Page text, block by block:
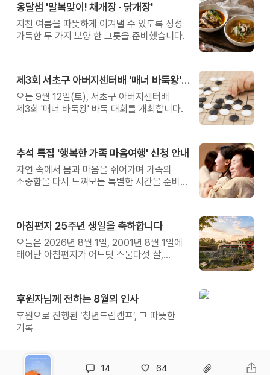
옹달샘 '말복맞이! 채개장 · 닭개장'
지친 여름을 따뜻하게 이겨낼 수 있도록 정성
가득한 두 가지 보양 한 그릇을 준비했습니다.
제3회 서초구 아버지센터배 '매너 바둑왕' 대회
오는 9월 12일(토), 서초구 아버지센터배
제3회 '매너 바둑왕' 바둑 대회를 개최합니다.
추석 특집 '행복한 가족 마음여행' 신청 안내
자연 속에서 몸과 마음을 쉬어가며 가족의
소중함을 다시 느껴보는 특별한 시간을 준비해
아침편지 25주년 생일을 축하합니다
오늘은 2026년 8월 1일, 2001년 8월 1일에
태어난 아침편지가 어느덧 스물다섯 살,
후원자님께 전하는 8월의 인사
후원으로 진행된 ‘청년드림캠프’, 그 따뜻한
기록
14 64